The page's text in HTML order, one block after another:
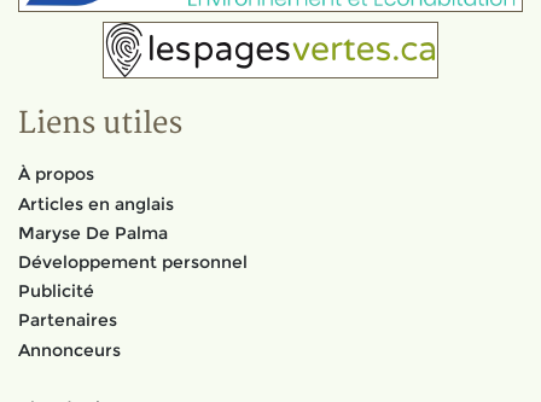
Liens utiles
À propos
Articles en anglais
Maryse De Palma
Développement personnel
Publicité
Partenaires
Annonceurs